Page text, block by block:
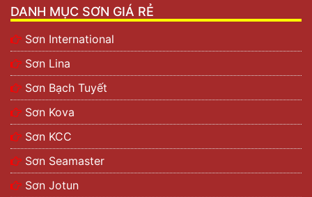
DANH MỤC SƠN GIÁ RẺ
Sơn International
Sơn Lina
Sơn Bạch Tuyết
Sơn Kova
Sơn KCC
Sơn Seamaster
Sơn Jotun